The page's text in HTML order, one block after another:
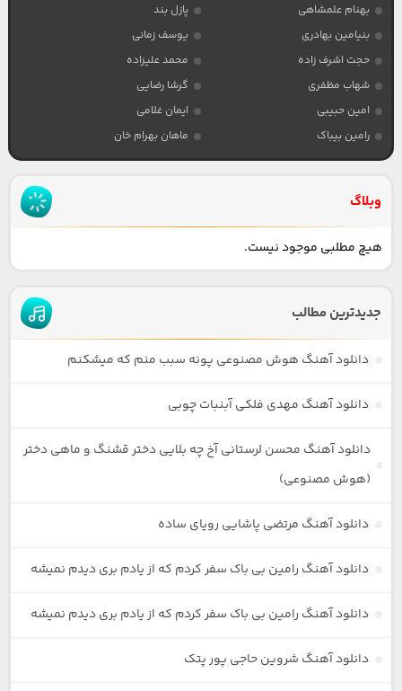
بهنام علمشاهی
پازل بند
بنیامین بهادری
یوسف زمانی
حجت اشرف زاده
محمد علیزاده
شهاب مظفری
گرشا رضایی
امین حبیبی
ایمان غلامی
رامین بیباک
ماهان بهرام خان
وبلاگ
هیچ مطلبی موجود نیست.
جدیدترین مطالب
دانلود آهنگ هوش مصنوعی پونه سبب منم که میشکنم
دانلود آهنگ مهدی فلکی آبنبات چوبی
دانلود آهنگ محسن لرستانی آخ چه بلایی دختر قشنگ و ماهی دختر
(هوش مصنوعی)
دانلود آهنگ مرتضی پاشایی رویای ساده
دانلود آهنگ رامین بی باک سفر کردم که از یادم بری دیدم نمیشه
دانلود آهنگ رامین بی باک سفر کردم که از یادم بری دیدم نمیشه
دانلود آهنگ شروین حاجی پور پتک